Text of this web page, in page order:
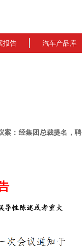
报告 汽车产品库
案：经集团总裁提名，聘